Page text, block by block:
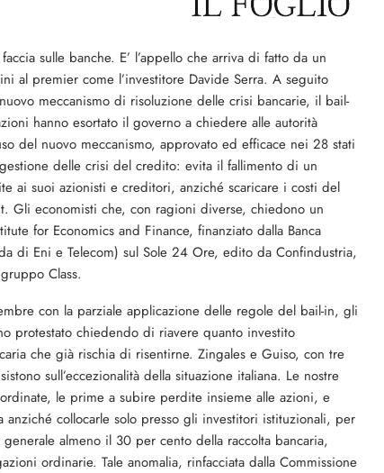
sulle banche. E’ l’appello che arriva di fatto da un
al premier come l’investitore Davide Serra. A seguito
meccanismo di risoluzione delle crisi bancarie, il bail-
hanno esortato il governo a chiedere alle autorità
del nuovo meccanismo, approvato ed efficace nei 28 stati
delle crisi del credito: evita il fallimento di un
ai suoi azionisti e creditori, anziché scaricare i costi del
Gli economisti che, con ragioni diverse, chiedono un
for Economics and Finance, finanziato dalla Banca
di Eni e Telecom) sul Sole 24 Ore, edito da Confindustria,
Class.
con la parziale applicazione delle regole del bail-in, gli
protestato chiedendo di riavere quanto investito
che già rischia di risentirne. Zingales e Guiso, con tre
sull’eccezionalità della situazione italiana. Le nostre
le prime a subire perdite insieme alle azioni, e
collocarle solo presso gli investitori istituzionali, per
almeno il 30 per cento della raccolta bancaria,
ordinarie. Tale anomalia, rinfacciata dalla Commissione